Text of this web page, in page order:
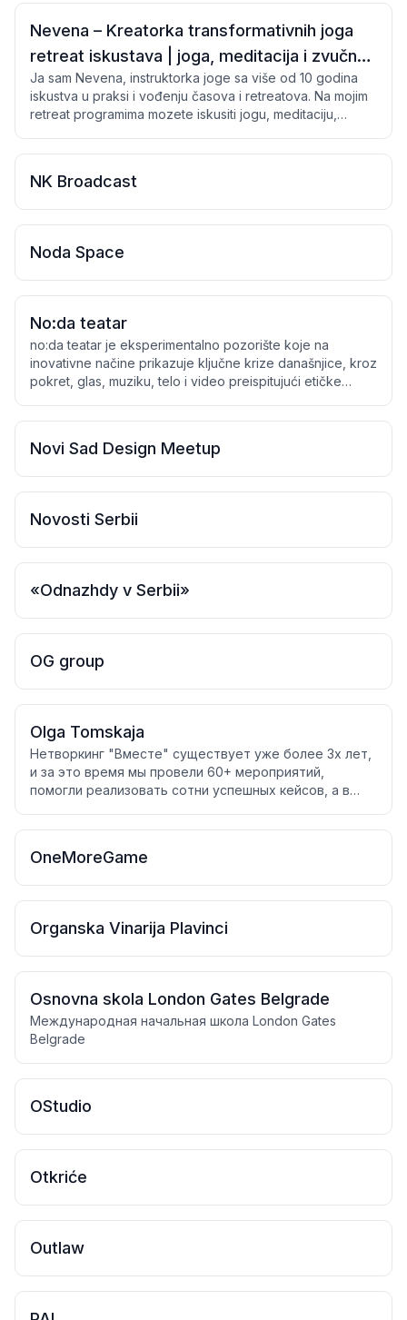
Nevena – Kreatorka transformativnih joga
retreat iskustava | joga, meditacija i zvučne
kupke
Ja sam Nevena, instruktorka joge sa više od 10 godina
iskustva u praksi i vođenju časova i retreatova. Na mojim
retreat programima mozete iskusiti jogu, meditaciju,
dubokoj relaksaciji, svesnosti i povezivanju sa prirodom.
zvuk imaju važnu ulogu u mom radu kroz meditativne i
NK Broadcast
Noda Space
No:da teatar
no:da teatar je eksperimentalno pozorište koje na
inovativne načine prikazuje ključne krize današnjice, kroz
pokret, glas, muziku, telo i video preispitujući etičke
Novi Sad Design Meetup
Novosti Serbii
«Odnazhdy v Serbii»
OG group
Olga Tomskaja
Нетворкинг "Вместе" существует уже более 3х лет,
и за это время мы провели 60+ мероприятий,
помогли реализовать сотни успешных кейсов, а в
идеей бизнеса и переезда в Сербию.
OneMoreGame
Organska Vinarija Plavinci
Osnovna skola London Gates Belgrade
Международная начальная школа London Gates
Belgrade
OStudio
Otkriće
Outlaw